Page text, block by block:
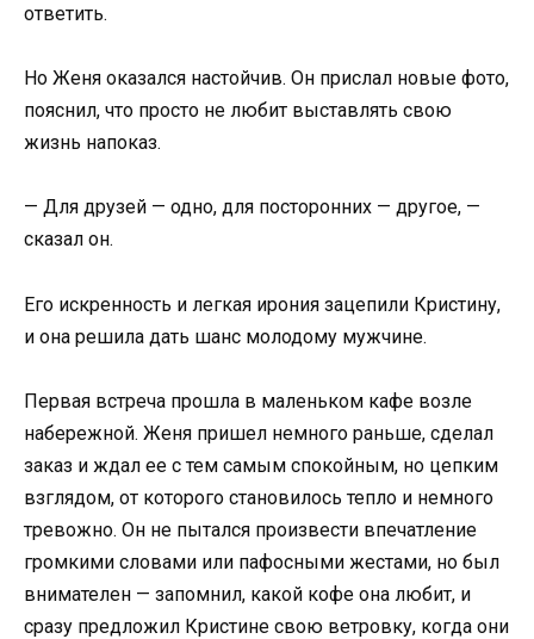
ответить.
Но Женя оказался настойчив. Он прислал новые фото,
пояснил, что просто не любит выставлять свою
жизнь напоказ.
— Для друзей — одно, для посторонних — другое, —
сказал он.
Его искренность и легкая ирония зацепили Кристину,
и она решила дать шанс молодому мужчине.
Первая встреча прошла в маленьком кафе возле
набережной. Женя пришел немного раньше, сделал
заказ и ждал ее с тем самым спокойным, но цепким
взглядом, от которого становилось тепло и немного
тревожно. Он не пытался произвести впечатление
громкими словами или пафосными жестами, но был
внимателен — запомнил, какой кофе она любит, и
сразу предложил Кристине свою ветровку, когда они